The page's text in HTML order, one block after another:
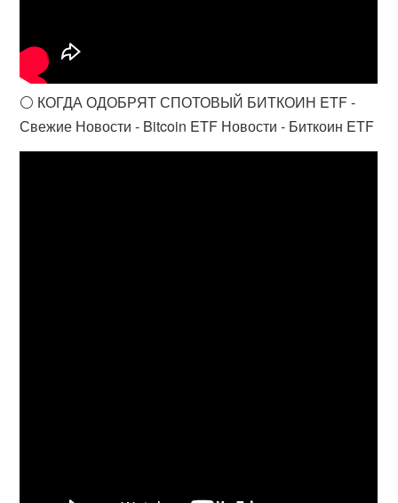
⚪️ КОГДА ОДОБРЯТ СПОТОВЫЙ БИТКОИН ETF -
Свежие Новости - Bitcoin ETF Новости - Биткоин ETF